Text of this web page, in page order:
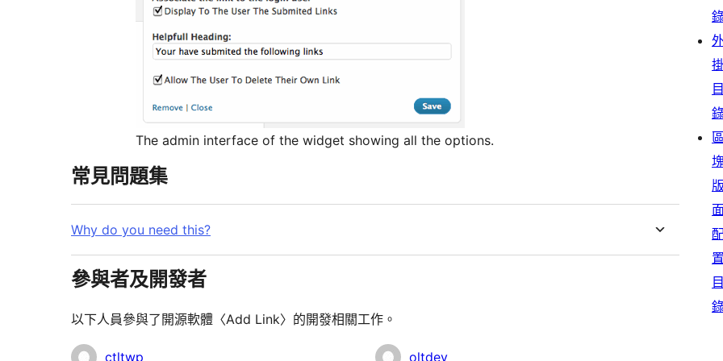
The admin interface of the widget showing all the options.
常見問題集
Why do you need this?
參與者及開發者
以下人員參與了開源軟體〈Add Link〉的開發相關工作。
參 ctltwp oltdev
目
區
版
置
目